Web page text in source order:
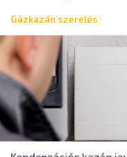
Gázkazán szerelés